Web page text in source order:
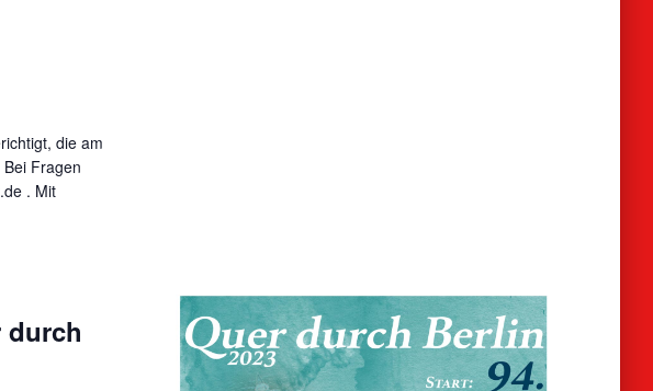
die am
Fragen
. Mit
durch